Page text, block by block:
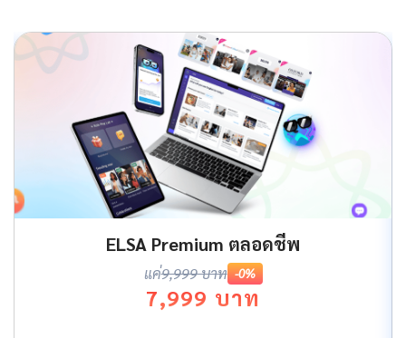
ELSA Premium ตลอดชีพ
แค่9,999 บาท -0%
7,999 บาท